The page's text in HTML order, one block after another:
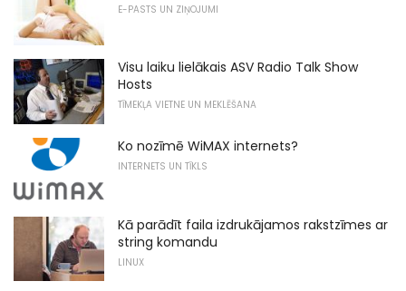
E-PASTS UN ZIŅOJUMI
Visu laiku lielākais ASV Radio Talk Show
Hosts
TĪMEKĻA VIETNE UN MEKLĒŠANA
Ko nozīmē WiMAX internets?
INTERNETS UN TĪKLS
Kā parādīt faila izdrukājamos rakstzīmes ar
string komandu
LINUX